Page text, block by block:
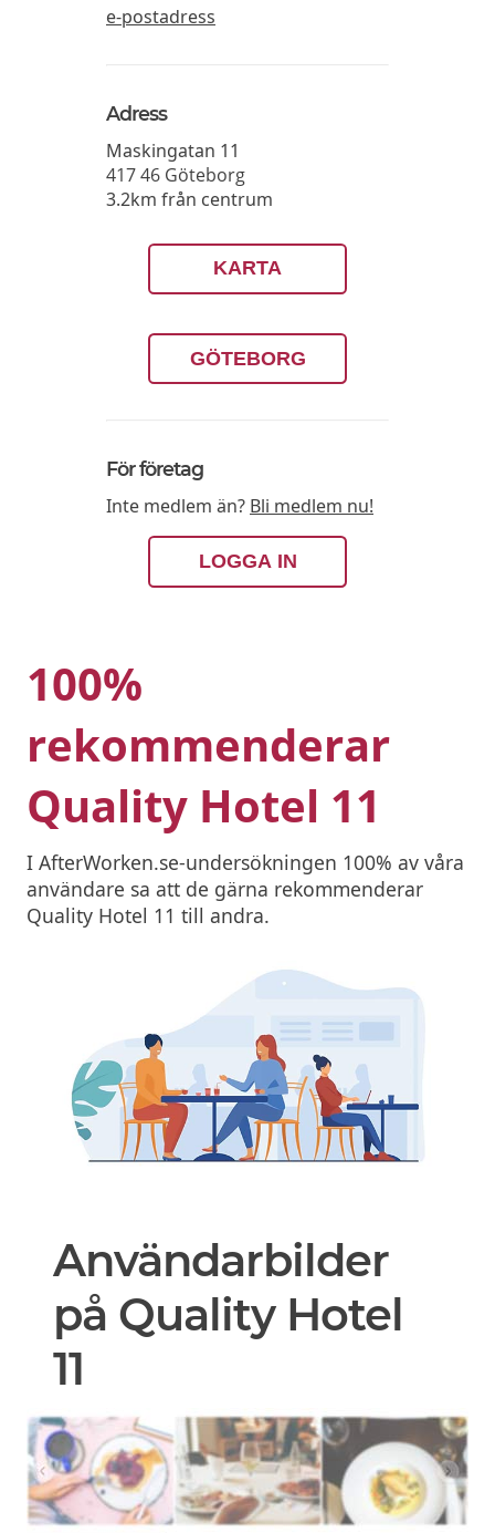
e-postadress
Adress
Maskingatan 11
417 46 Göteborg
3.2km från centrum
KARTA
GÖTEBORG
För företag
Inte medlem än? Bli medlem nu!
LOGGA IN
100%
rekommenderar
Quality Hotel 11
I AfterWorken.se-undersökningen 100% av våra
användare sa att de gärna rekommenderar
Quality Hotel 11 till andra.
Användarbilder
på Quality Hotel
11